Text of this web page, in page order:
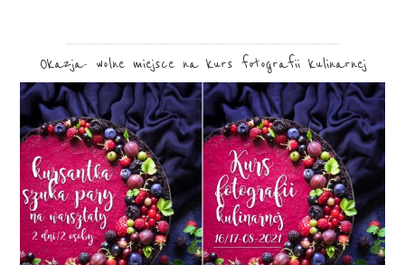
Okazja- wolne miejsce na kurs fotografii kulinarnej